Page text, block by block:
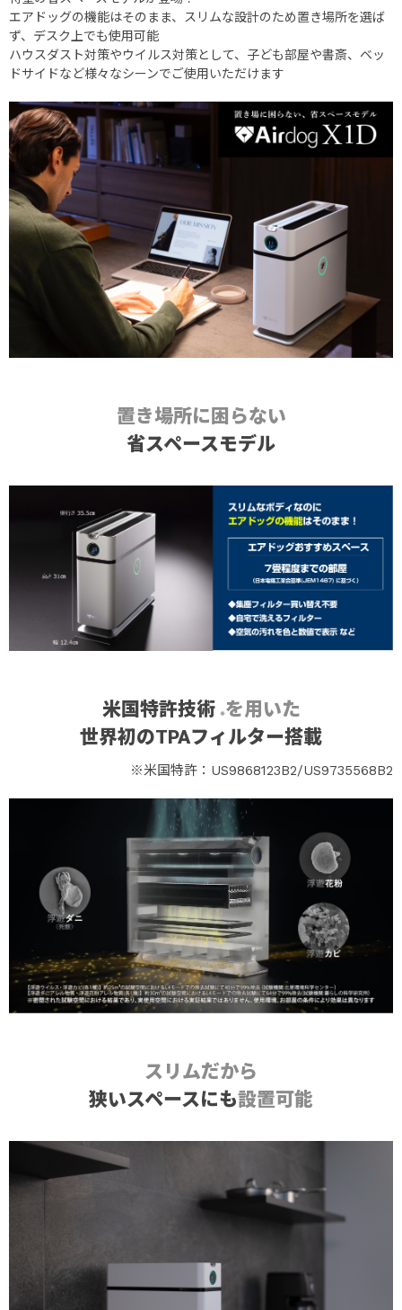
エアドッグの機能はそのまま、スリムな設計のため置き場所を選ば
ず、デスク上でも使用可能
ハウスダスト対策やウイルス対策として、子ども部屋や書斎、ベッ
ドサイドなど様々なシーンでご使用いただけます
置き場所に困らない
省スペースモデル
米国特許技術 ※を用いた
世界初のTPAフィルター搭載
※米国特許：US9868123B2/US9735568B2
スリムだから
狭いスペースにも設置可能